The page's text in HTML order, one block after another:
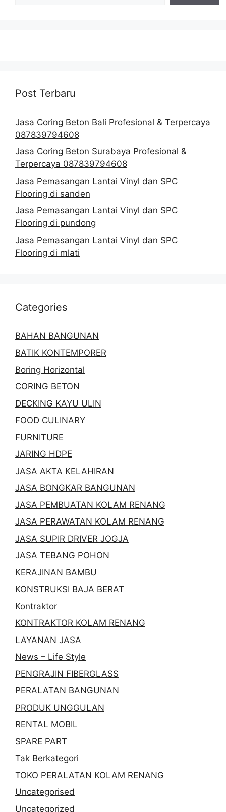
Post Terbaru
Jasa Coring Beton Bali Profesional & Terpercaya
087839794608
Jasa Coring Beton Surabaya Profesional &
Terpercaya 087839794608
Jasa Pemasangan Lantai Vinyl dan SPC
Flooring di sanden
Jasa Pemasangan Lantai Vinyl dan SPC
Flooring di pundong
Jasa Pemasangan Lantai Vinyl dan SPC
Flooring di mlati
Categories
BAHAN BANGUNAN
BATIK KONTEMPORER
Boring Horizontal
CORING BETON
DECKING KAYU ULIN
FOOD CULINARY
FURNITURE
JARING HDPE
JASA AKTA KELAHIRAN
JASA BONGKAR BANGUNAN
JASA PEMBUATAN KOLAM RENANG
JASA PERAWATAN KOLAM RENANG
JASA SUPIR DRIVER JOGJA
JASA TEBANG POHON
KERAJINAN BAMBU
KONSTRUKSI BAJA BERAT
Kontraktor
KONTRAKTOR KOLAM RENANG
LAYANAN JASA
News – Life Style
PENGRAJIN FIBERGLASS
PERALATAN BANGUNAN
PRODUK UNGGULAN
RENTAL MOBIL
SPARE PART
Tak Berkategori
TOKO PERALATAN KOLAM RENANG
Uncategorised
Uncategorized